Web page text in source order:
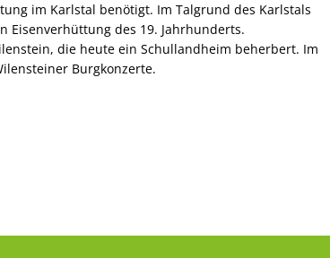
im Karlstal benötigt. Im Talgrund des Karlstals
Eisenverhüttung des 19. Jahrhunderts.
die heute ein Schullandheim beherbert. Im
Burgkonzerte.